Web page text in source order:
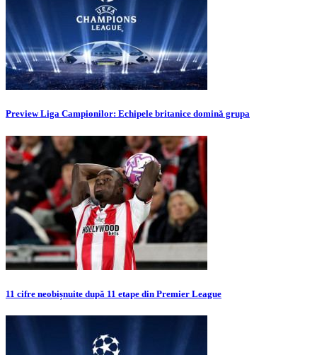
Preview Liga Campionilor: Echipele britanice domină grupa
11 cifre neobișnuite după 11 etape din Premier League